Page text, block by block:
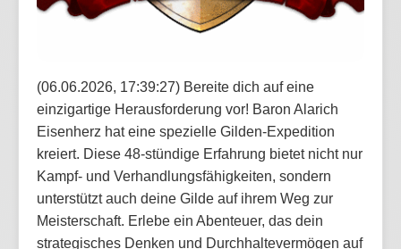
(06.06.2026, 17:39:27) Bereite dich auf eine
einzigartige Herausforderung vor! Baron Alarich
Eisenherz hat eine spezielle Gilden-Expedition
kreiert. Diese 48-stündige Erfahrung bietet nicht nur
Kampf- und Verhandlungsfähigkeiten, sondern
unterstützt auch deine Gilde auf ihrem Weg zur
Meisterschaft. Erlebe ein Abenteuer, das dein
strategisches Denken und Durchhaltevermögen auf